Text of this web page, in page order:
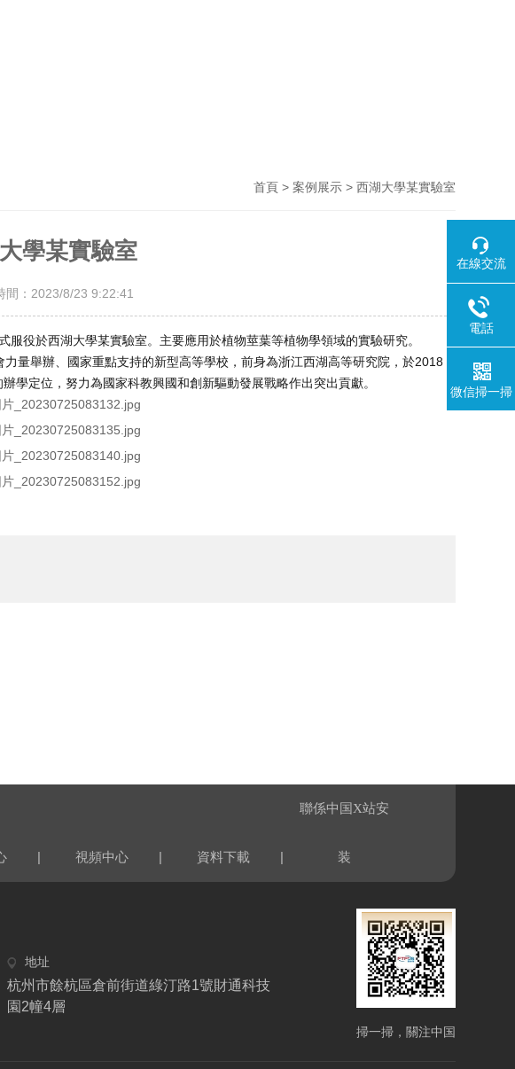
首頁> 案例展示> 西湖大學某實驗室
學某實驗室
：2023/8/23 9:22:41
於西湖大學某實驗室。主要應用於植物莖葉等植物學領域的實驗研究。
舉辦、國家重點支持的新型高等學校，前身為浙江西湖高等研究院，於2018
辦學定位，努力為國家科教興國和創新驅動發展戰略作出突出貢獻。
| 視頻中心 | 資料下載 |
聯係中国X站安
装
地址
杭州市餘杭區倉前街道綠汀路1號財通科技
園2幢4層
掃一掃，關注中国
在線交流
電話
微信掃一掃